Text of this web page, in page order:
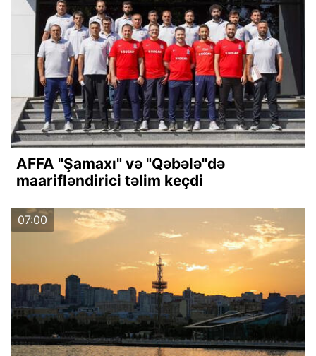
AFFA "Şamaxı" və "Qəbələ"də
maarifləndirici təlim keçdi
07:00